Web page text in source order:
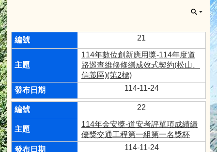
21
114年數位創新應用獎-114年度道
路巡查維修修繕成效式契約(松山、
信義區)(第2標)
114-11-24
22
114年金安獎-道安考評單項成績績
優獎交通工程第一組第一名獎杯
114-11-24